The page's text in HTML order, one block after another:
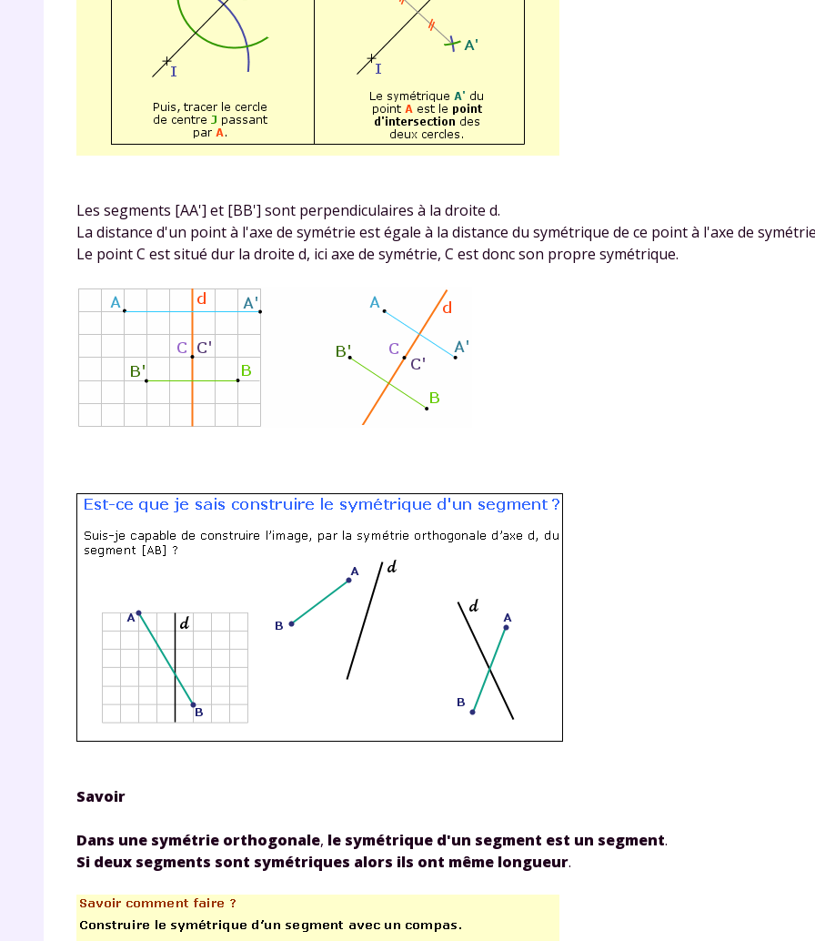
Les segments [AA'] et [BB'] sont perpendiculaires à la droite d.
La distance d'un point à l'axe de symétrie est égale à la distance du symétrique de ce point à l'axe de
Le point C est situé dur la droite d, ici axe de symétrie, C est donc son propre symétrique.
Savoir
Dans une symétrie orthogonale, le symétrique d'un segment est un segment.
Si deux segments sont symétriques alors ils ont même longueur.
réussir votre année scolaire ?
Testez gratuitement pendant 24h
Fiches de cours et vidéos
exercices corrigés
podcasts de révisions
progrès
* Votre code d'accès sera envoyé à cette adresse e-mail. En renseignant votre e-mail,
consentez à ce que vos données à caractère personnel soient traitées par SEJER, sous la
J’accepte de recevoir les actualités et des communications de
part de myMaxicours.
Votre adresse e-mail sera exclusivement utilisée pour vous envoyer notre
désinscription présent dans chaque newsletter. Pour en savoir plus sur la